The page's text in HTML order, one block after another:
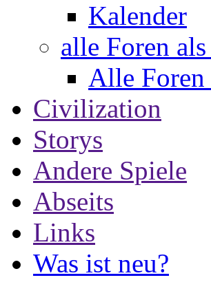
Kalender
alle Foren
Alle Foren
Civilization
Storys
Andere Spiele
Abseits
Links
Was ist neu?